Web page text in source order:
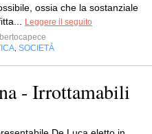
ossia che la sostanziale
Leggere il seguito
SOCIETÀ
- Irrottamabili